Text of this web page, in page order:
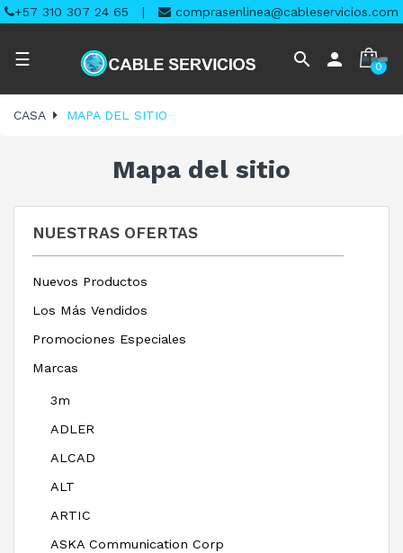
+57 310 307 24 65 | comprasenlinea@cableservicios.com
Navegación
palanca
☰ search person 0
CASA MAPA DEL SITIO
Mapa del sitio
NUESTRAS OFERTAS
Nuevos Productos
Los Más Vendidos
Promociones Especiales
Marcas
3m
ADLER
ALCAD
ALT
ARTIC
ASKA Communication Corp